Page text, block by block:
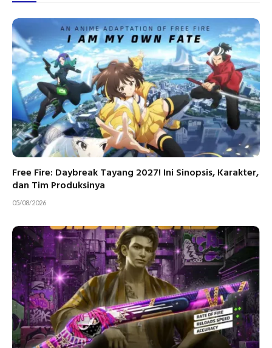
Free Fire: Daybreak Tayang 2027! Ini Sinopsis, Karakter,
dan Tim Produksinya
05/08/2026